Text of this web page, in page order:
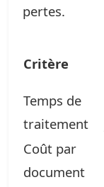
pertes.
Critère
Temps de
traitement
Coût par
document